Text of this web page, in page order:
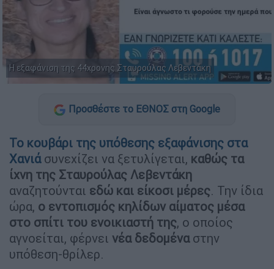
Η εξαφάνιση της 44χρονης Σταυρούλας Λεβεντάκη
Προσθέστε το ΕΘΝΟΣ στη Google
Το κουβάρι της υπόθεσης εξαφάνισης στα
Χανιά συνεχίζει να ξετυλίγεται, καθώς τα
ίχνη της Σταυρούλας Λεβεντάκη
αναζητούνται εδώ και είκοσι μέρες. Την ίδια
ώρα, ο εντοπισμός κηλίδων αίματος μέσα
στο σπίτι του ενοικιαστή της, ο οποίος
αγνοείται, φέρνει νέα δεδομέναστην
υπόθεση-θρίλερ.